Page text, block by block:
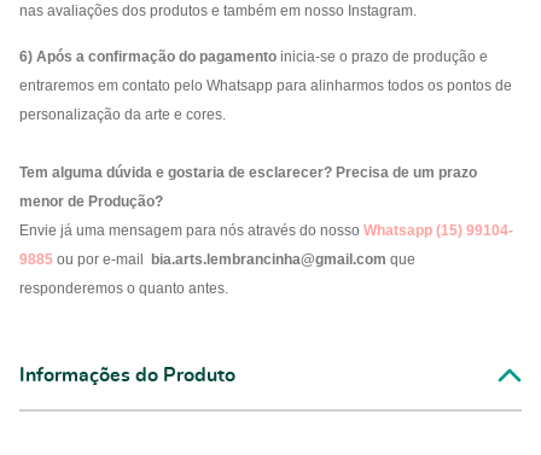
nas avaliações dos produtos e também em nosso Instagram.
6) Após a confirmação do pagamento inicia-se o prazo de produção e
entraremos em contato pelo Whatsapp para alinharmos todos os pontos de
personalização da arte e cores.
Tem alguma dúvida e gostaria de esclarecer? Precisa de um prazo
menor de Produção?
Envie já uma mensagem para nós através do nosso Whatsapp (15) 99104-
9885 ou por e-mail bia.arts.lembrancinha@gmail.com que
responderemos o quanto antes.
Informações do Produto